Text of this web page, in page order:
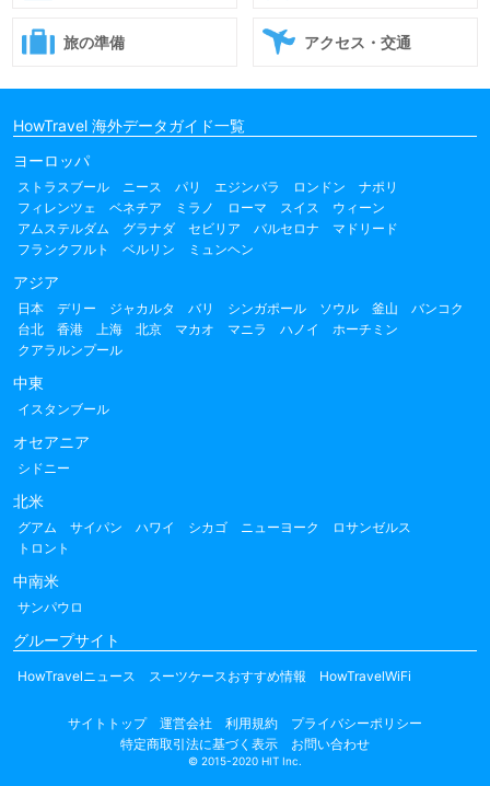
旅の準備 アクセス・交通
HowTravel 海外データガイド一覧
ヨーロッパ
ストラスブール ニース パリ エジンバラ ロンドン
ナポリ
フィレンツェ
ベネチア ミラノ ローマ スイス
ウィーン
アムステルダム
グラナダ セビリア バルセロナ
マドリード
フランクフルト
ベルリン ミュンヘン
アジア
日本 デリー ジャカルタ バリ シンガポール ソウル 釜山
バンコク
台北
香港 上海 北京 マカオ マニラ ハノイ
ホーチミン
クアラルンプール
中東
イスタンブール
オセアニア
シドニー
北米
グアム サイパン ハワイ シカゴ ニューヨーク
ロサンゼルス
トロント
中南米
サンパウロ
グループサイト
HowTravelニュース スーツケースおすすめ情報 HowTravelWiFi
サイトトップ 運営会社 利用規約
プライバシーポリシー
特定商取引法に基づく表示
お問い合わせ
© 2015-2020 HIT Inc.